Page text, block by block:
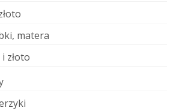
matera
złoto